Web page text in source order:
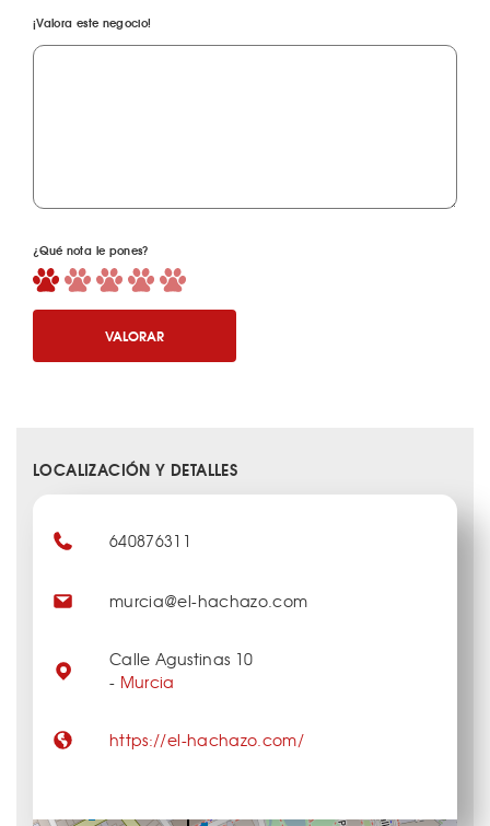
¡Valora este negocio!
¿Qué nota le pones?
VALORAR
LOCALIZACIÓN Y DETALLES
640876311
murcia@el-hachazo.com
Calle Agustinas 10
- Murcia
https://el-hachazo.com/